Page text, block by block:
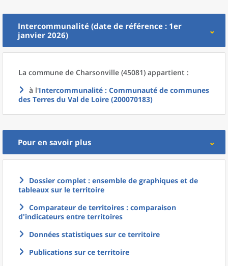
Intercommunalité (date de référence : 1er
janvier 2026)
La commune de Charsonville (45081) appartient :
à l'Intercommunalité : Communauté de communes
des Terres du Val de Loire (200070183)
Pour en savoir plus
Dossier complet : ensemble de graphiques et de
tableaux sur le territoire
Comparateur de territoires : comparaison
d'indicateurs entre territoires
Données statistiques sur ce territoire
Publications sur ce territoire